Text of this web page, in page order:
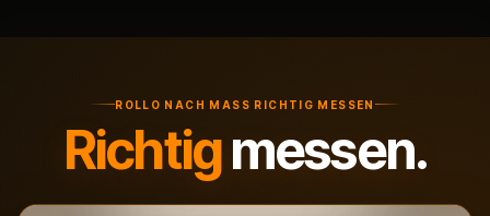
ROLLO NACH MASS RICHTIG MESSEN
Richtigmessen.